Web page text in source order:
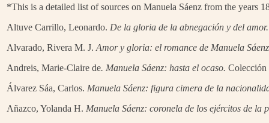
*This is a detailed list of sources on Manuela Sáenz from the years
Altuve Carrillo, Leonardo. De la gloria de la abnegación y del amor.
Alvarado, Rivera M. J. Amor y gloria: el romance de Manuela
Andreis, Marie-Claire de. Manuela Sáenz: hasta el ocaso. Colección
Álvarez Sáa, Carlos. Manuela Sáenz: figura cimera de la
Añazco, Yolanda H. Manuela Sáenz: coronela de los ejércitos de la